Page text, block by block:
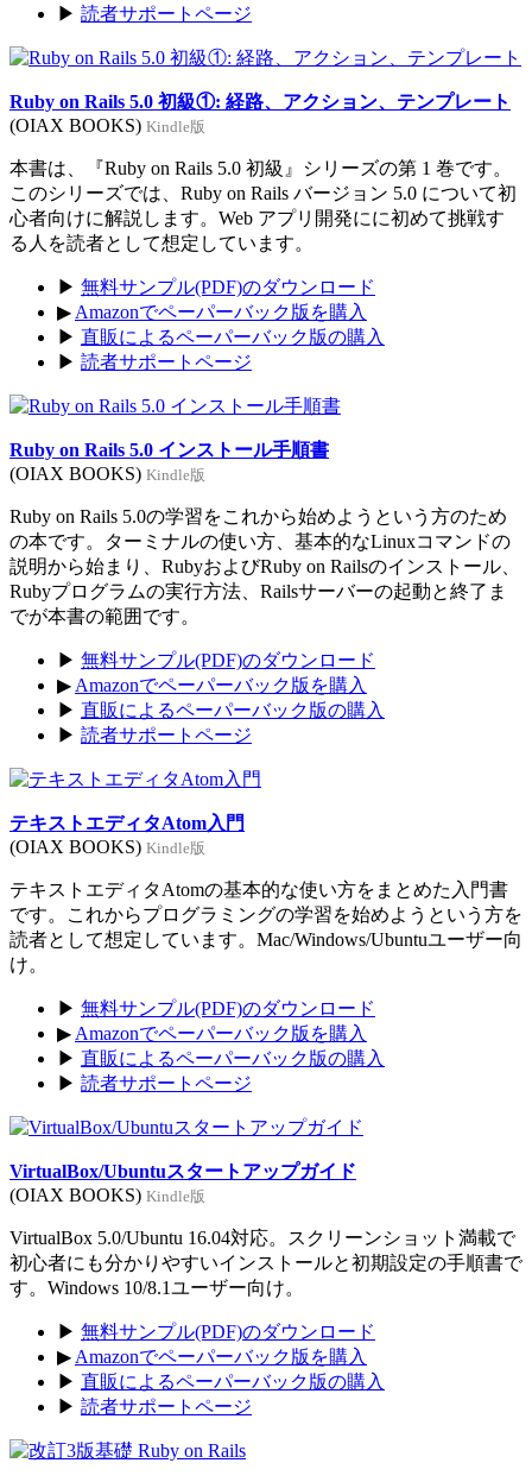
▶ 読者サポートページ
Ruby on Rails 5.0 初級①: 経路、アクション、テンプレート
(OIAX BOOKS) Kindle版
本書は、『Ruby on Rails 5.0 初級』シリーズの第 1 巻です。
このシリーズでは、Ruby on Rails バージョン 5.0 について初
心者向けに解説します。Web アプリ開発にに初めて挑戦す
る人を読者として想定しています。
▶ 無料サンプル(PDF)のダウンロード
▶ Amazonでペーパーバック版を購入
▶ 直販によるペーパーバック版の購入
▶ 読者サポートページ
Ruby on Rails 5.0 インストール手順書
(OIAX BOOKS) Kindle版
Ruby on Rails 5.0の学習をこれから始めようという方のため
の本です。ターミナルの使い方、基本的なLinuxコマンドの
説明から始まり、RubyおよびRuby on Railsのインストール、
Rubyプログラムの実行方法、Railsサーバーの起動と終了ま
でが本書の範囲です。
▶ 無料サンプル(PDF)のダウンロード
▶ Amazonでペーパーバック版を購入
▶ 直販によるペーパーバック版の購入
▶ 読者サポートページ
テキストエディタAtom入門
(OIAX BOOKS) Kindle版
テキストエディタAtomの基本的な使い方をまとめた入門書
です。これからプログラミングの学習を始めようという方を
読者として想定しています。Mac/Windows/Ubuntuユーザー向
け。
▶ 無料サンプル(PDF)のダウンロード
▶ Amazonでペーパーバック版を購入
▶ 直販によるペーパーバック版の購入
▶ 読者サポートページ
VirtualBox/Ubuntuスタートアップガイド
(OIAX BOOKS) Kindle版
VirtualBox 5.0/Ubuntu 16.04対応。スクリーンショット満載で
初心者にも分かりやすいインストールと初期設定の手順書で
す。Windows 10/8.1ユーザー向け。
▶ 無料サンプル(PDF)のダウンロード
▶ Amazonでペーパーバック版を購入
▶ 直販によるペーパーバック版の購入
▶ 読者サポートページ